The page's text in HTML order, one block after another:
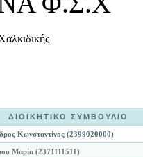
ΔΙΟΙΚΗΤΙΚΟ ΣΥΜΒΟΥΛΙΟ
Κωνσταντίνος (2399020000)
Μαρία (2371111511)